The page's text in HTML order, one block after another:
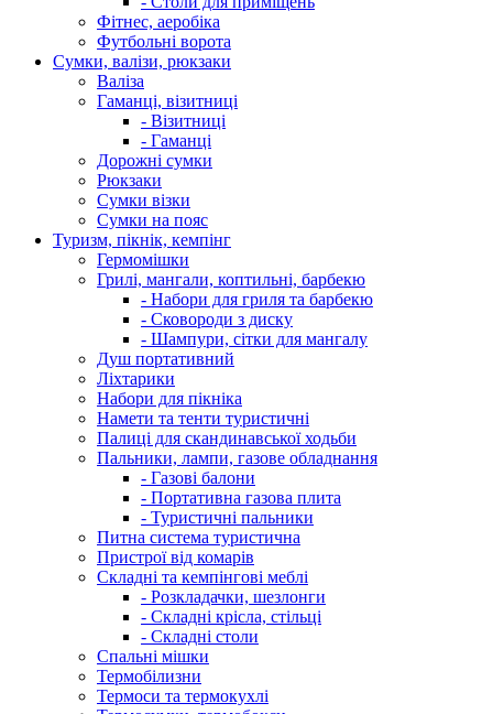
Фітнес, аеробіка
Футбольні ворота
Сумки, валізи, рюкзаки
Валіза
Гаманці, візитниці
- Візитниці
- Гаманці
Дорожні сумки
Рюкзаки
Сумки візки
Сумки на пояс
Туризм, пікнік, кемпінг
Гермомішки
Грилі, мангали, коптильні, барбекю
- Набори для гриля та барбекю
- Сковороди з диску
- Шампури, сітки для мангалу
Душ портативний
Ліхтарики
Набори для пікніка
Намети та тенти туристичні
Палиці для скандинавської ходьби
Пальники, лампи, газове обладнання
- Газові балони
- Портативна газова плита
- Туристичні пальники
Питна система туристична
Пристрої від комарів
Складні та кемпінгові меблі
- Розкладачки, шезлонги
- Складні крісла, стільці
- Складні столи
Спальні мішки
Термобілизни
Термоси та термокухлі